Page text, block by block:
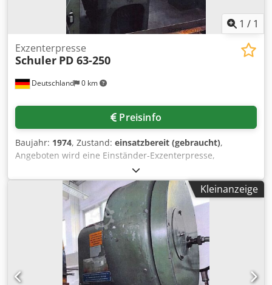
1 / 1
Deutschland 0 km
Exzenterpresse
Schuler PD 63-250
Preisinfo
Baujahr: 1974, Zustand: einsatzbereit (gebraucht),
Angeboten wird eine Einständer-Exzenterpresse,
Hersteller Schuler. Presskraft: 63t, Ausladung: 250mm,
max. Hub: 8mm-100mm, max. Hubzahl: 160Hübe/min,
Tischfläche X/Y: 710mm/500mm, Stößelfläche X/Y:
450mm/280mm, Stößelverstellung: 63mm, max. Abstand
zwischen Tisch und Stößel: 415mm, inklusive Schutzschirm
am Arbeitsbereich. Maschinengewicht: ca. 3900kg.
Besichtigung nach Absprache möglich. Codpfjzrzp Isx
Kleinanzeige